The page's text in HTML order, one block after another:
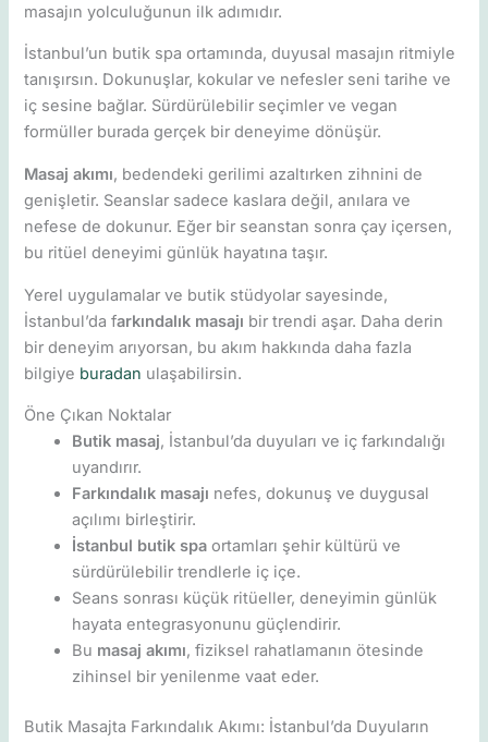
masajın yolculuğunun ilk adımıdır.
İstanbul’un butik spa ortamında, duyusal masajın ritmiyle
tanışırsın. Dokunuşlar, kokular ve nefesler seni tarihe ve
iç sesine bağlar. Sürdürülebilir seçimler ve vegan
formüller burada gerçek bir deneyime dönüşür.
Masaj akımı, bedendeki gerilimi azaltırken zihnini de
genişletir. Seanslar sadece kaslara değil, anılara ve
nefese de dokunur. Eğer bir seanstan sonra çay içersen,
bu ritüel deneyimi günlük hayatına taşır.
Yerel uygulamalar ve butik stüdyolar sayesinde,
İstanbul’da farkındalık masajı bir trendi aşar. Daha derin
bir deneyim arıyorsan, bu akım hakkında daha fazla
bilgiye buradan ulaşabilirsin.
Öne Çıkan Noktalar
Butik masaj, İstanbul’da duyuları ve iç farkındalığı
uyandırır.
Farkındalık masajı nefes, dokunuş ve duygusal
açılımı birleştirir.
İstanbul butik spaortamları şehir kültürü ve
sürdürülebilir trendlerle iç içe.
Seans sonrası küçük ritüeller, deneyimin günlük
hayata entegrasyonunu güçlendirir.
Bu masaj akımı, fiziksel rahatlamanın ötesinde
zihinsel bir yenilenme vaat eder.
Butik Masajta Farkındalık Akımı: İstanbul’da Duyuların